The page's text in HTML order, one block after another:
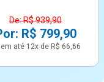
De: R$ 939,90
R$ 799,90
até 12x de R$ 66,66